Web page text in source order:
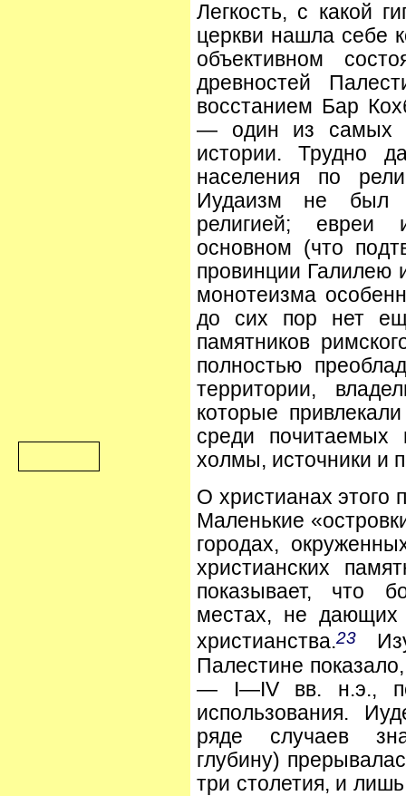
Легкость, с какой
церкви нашла себе
объективном
древностей
восстанием Бар
— один из самых
истории. Трудно
населения по
Иудаизм не был
религией; евреи
основном (что
провинции Галилею
монотеизма
до сих пор нет
памятников
полностью
территории,
которые
среди почитаемых
холмы, источники и
О христианах этого
Маленькие
городах,
христианских
показывает, что
местах, не дающих
христианства.23
Палестине
— I—IV вв. н.э.,
использования.
ряде случаев
глубину)
три столетия, и